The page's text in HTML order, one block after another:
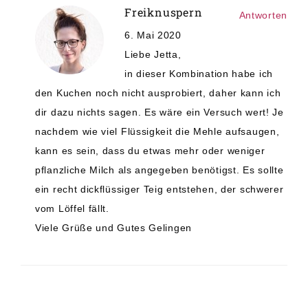
Freiknuspern
6. Mai 2020
Liebe Jetta,
in dieser Kombination habe ich
den Kuchen noch nicht ausprobiert, daher kann ich
dir dazu nichts sagen. Es wäre ein Versuch wert! Je
nachdem wie viel Flüssigkeit die Mehle aufsaugen,
kann es sein, dass du etwas mehr oder weniger
pflanzliche Milch als angegeben benötigst. Es sollte
ein recht dickflüssiger Teig entstehen, der schwerer
vom Löffel fällt.
Viele Grüße und Gutes Gelingen
Antworten